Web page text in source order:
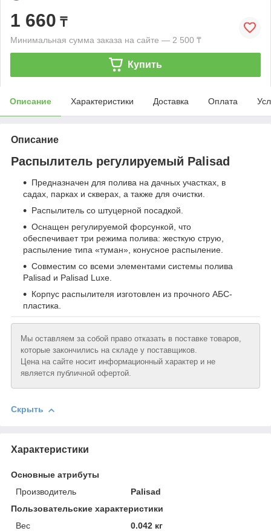
1 660 ₸
Минимальная сумма заказа на сайте — 2 500 ₸
Купить
Описание Характеристики Доставка Оплата
Описание
Распылитель регулируемый Palisad
Предназначен для полива на дачных участках, в
садах, парках и скверах, а также для очистки.
Распылитель со штуцерной посадкой.
Оснащен регулируемой форсункой, что
обеспечивает три режима полива: жесткую струю,
распыление типа «туман», конусное распыление.
Совместим со всеми элементами системы полива
Palisad и Palisad Luxe.
Корпус распылителя изготовлен из прочного АБС-
пластика.
Мы оставляем за собой право отказать в поставке товаров,
которые закончились на складе у поставщиков.
Цена на сайте носит информационный характер и не
является публичной офертой.
Скрыть
Характеристики
Основные атрибуты
Производитель
Palisad
Пользовательские характеристики
Вeс
0.042 кг